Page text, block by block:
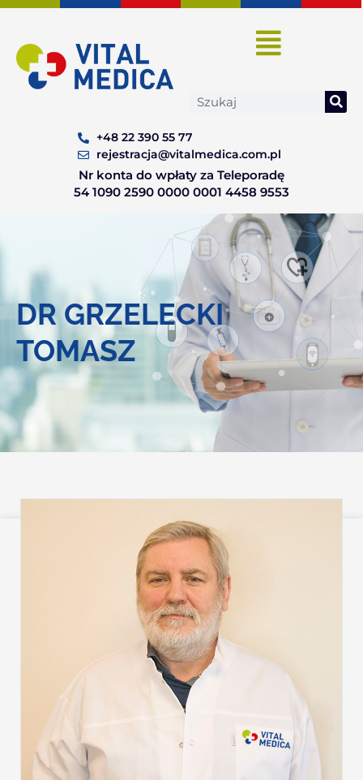
Skip
content
Search
+48 22 390 55 77
rejestracja@vitalmedica.com.pl
Nr konta do wpłaty za Teleporadę
54 1090 2590 0000 0001 4458 9553
DR GRZELECKI
TOMASZ